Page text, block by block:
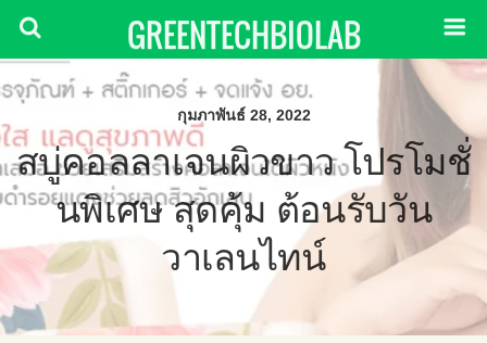
GREENTECHBIOLAB
กุมภาพันธ์ 28, 2022
สบู่คอลลาเจนผิวขาว โปรโมชั่
นพิเศษ สุดคุ้ม ต้อนรับวัน
วาเลนไทน์